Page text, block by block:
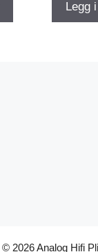
Legg
© 2026 Analog Hifi